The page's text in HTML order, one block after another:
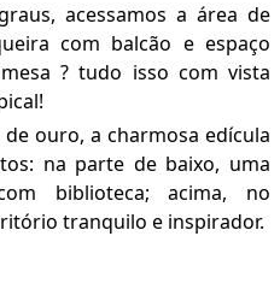
acessamos a área de
com balcão e espaço
? tudo isso com vista
ouro, a charmosa edícula
na parte de baixo, uma
biblioteca; acima, no
tranquilo e inspirador.